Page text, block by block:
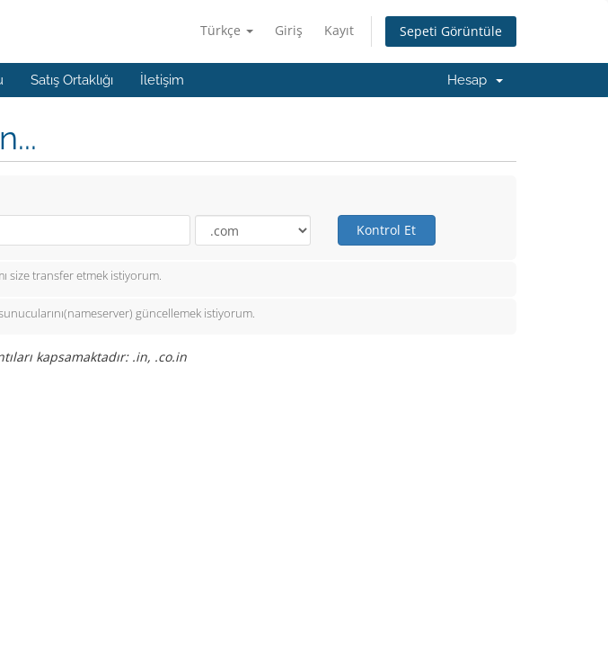
Türkçe Giriş Kayıt Sepeti Görüntüle
Satış Ortaklığı İletişim Hesap
Kontrol Et
size transfer etmek istiyorum.
güncellemek istiyorum.
kapsamaktadır: .in, .co.in